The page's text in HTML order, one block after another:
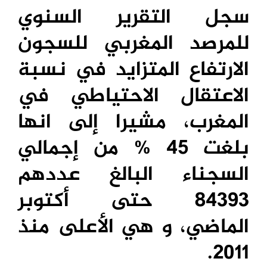
سجل التقرير السنوي
للمرصد المغربي للسجون
الارتفاع المتزايد في نسبة
الاعتقال الاحتياطي في
المغرب، مشيرا إلى انها
بلغت 45 % من إجمالي
السجناء البالغ عددهم
84393 حتى أكتوبر
الماضي، و هي الأعلى منذ
2011.